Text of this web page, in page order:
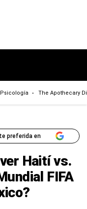
Psicología The Apothecary
preferida en
Haití vs.
FIFA